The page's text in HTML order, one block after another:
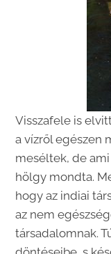
Visszafele is
a vízről egészen
meséltek, de
hölgy mondta.
hogy az indiai
az nem
társadalomnak.